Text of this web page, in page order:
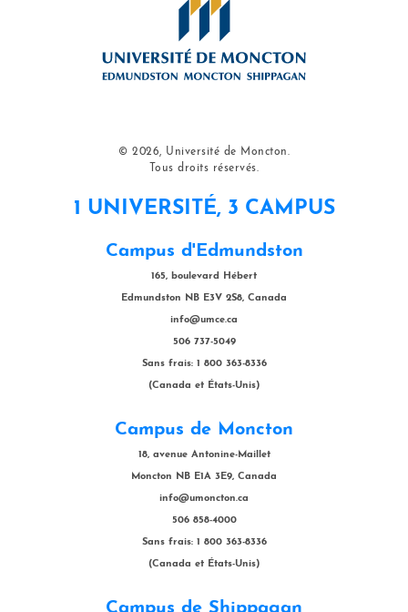
© 2026, Université de Moncton.
Tous droits réservés.
1 UNIVERSITÉ, 3 CAMPUS
Campus d'Edmundston
165, boulevard Hébert
Edmundston NB E3V 2S8, Canada
info@umce.ca
506 737-5049
Sans frais: 1 800 363-8336
(Canada et États-Unis)
Campus de Moncton
18, avenue Antonine-Maillet
Moncton NB E1A 3E9, Canada
info@umoncton.ca
506 858-4000
Sans frais: 1 800 363-8336
(Canada et États-Unis)
Campus de Shippagan